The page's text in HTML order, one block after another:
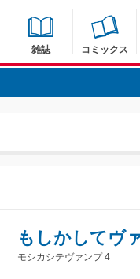
雑誌 コミックス
もしかしてヴ
モシカシテヴァンプ 4